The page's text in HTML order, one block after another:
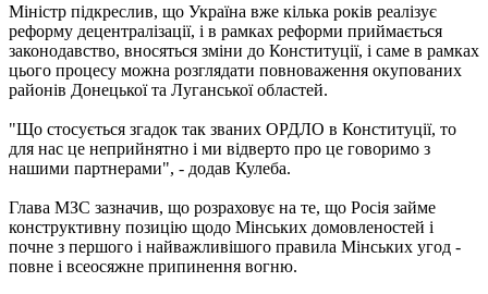
Міністр підкреслив, що Україна вже кілька років реалізує
реформу децентралізації, і в рамках реформи приймається
законодавство, вносяться зміни до Конституції, і саме в рамках
цього процесу можна розглядати повноваження окупованих
районів Донецької та Луганської областей.
"Що стосується згадок так званих ОРДЛО в Конституції, то
для нас це неприйнятно і ми відверто про це говоримо з
нашими партнерами", - додав Кулеба.
Глава МЗС зазначив, що розраховує на те, що Росія займе
конструктивну позицію щодо Мінських домовленостей і
почне з першого і найважливішого правила Мінських угод -
повне і всеосяжне припинення вогню.